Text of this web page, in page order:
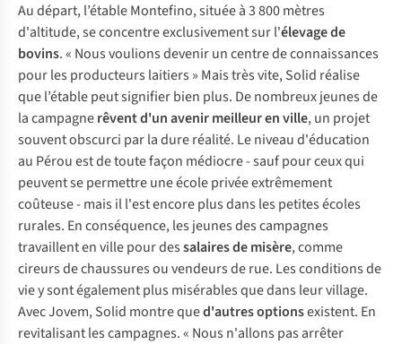
Au départ, l’étable Montefino, située à 3 800 mètres
d'altitude, se concentre exclusivement sur l'élevage de
bovins. « Nous voulions devenir un centre de connaissances
pour les producteurs laitiers » Mais très vite, Solid réalise
que l’étable peut signifier bien plus. De nombreux jeunes de
la campagnerêventd'un avenir meilleur en ville, un projet
souvent obscurci par la dure réalité. Le niveau d'éducation
au Pérou est de toute façon médiocre - sauf pour ceux qui
peuvent se permettre une école privée extrêmement
coûteuse - mais il l'est encore plus dans les petites écoles
rurales. En conséquence, les jeunes des campagnes
travaillent en ville pour dessalaires de misère, comme
cireurs de chaussures ou vendeurs de rue. Les conditions de
vie y sont également plus misérables que dans leur village.
Avec Jovem, Solid montre qued'autres optionsexistent. En
revitalisant les campagnes. « Nous n'allons pas arrêter